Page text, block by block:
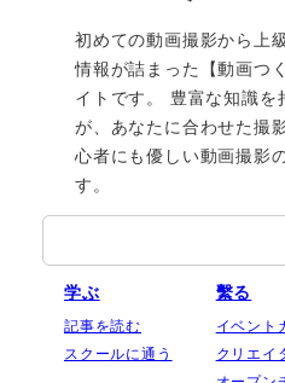
初めての動画撮影から上
情報が詰まった【動画つ
イトです。 豊富な知識を
が、あなたに合わせた撮
心者にも優しい動画撮影
す。
学ぶ
記事を読む
スクールに通う
繫る
イベント
クリエイ